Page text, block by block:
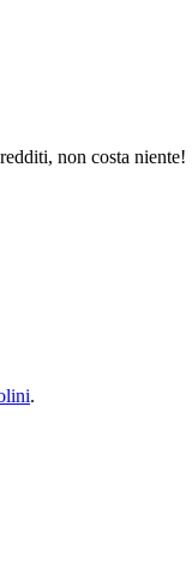
non costa niente!
.